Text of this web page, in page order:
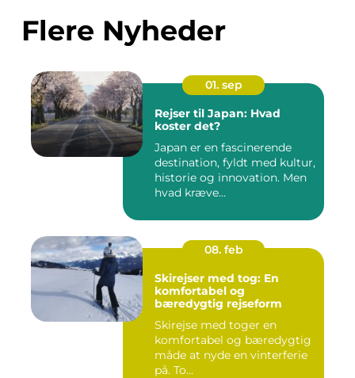
Flere Nyheder
01. sep
Rejser til Japan: Hvad
koster det?
Japan er en fascinerende
destination, fyldt med kultur,
historie og innovation. Men
hvad kræve...
08. feb
Skirejser med tog: En
komfortabel og
bæredygtig rejseform
Skirejse med toger en
komfortabel og bæredygtig
måde at nyde en vinterferie
på. To...